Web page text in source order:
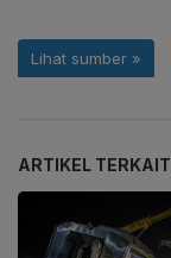
ARTIKEL TERKAIT